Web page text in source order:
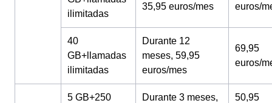
ilimitadas
35,95 euros/mes
euros/
40
GB+llamadas
ilimitadas
Durante 12
meses, 59,95
euros/mes
69,95
euros/
5 GB+250
Durante 3 meses,
50,95